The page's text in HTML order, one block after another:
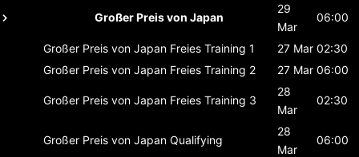
Großer Preis von Japan
29
Mar
06:00
Großer Preis von Japan Freies Training 1 27 Mar 02:30
Großer Preis von Japan Freies Training 2 27 Mar 06:00
Großer Preis von Japan Freies Training 3
28
Mar
02:30
Großer Preis von Japan Qualifying
28
Mar
06:00